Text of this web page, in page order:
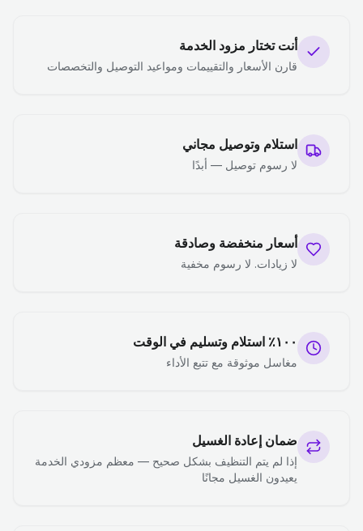
أنت تختار مزود الخدمة
قارن الأسعار والتقييمات ومواعيد التوصيل والتخصصات
استلام وتوصيل مجاني
لا رسوم توصيل — أبدًا
أسعار منخفضة وصادقة
لا زيادات. لا رسوم مخفية
١٠٠٪ استلام وتسليم في الوقت
مغاسل موثوقة مع تتبع الأداء
ضمان إعادة الغسيل
إذا لم يتم التنظيف بشكل صحيح — معظم مزودي الخدمة
يعيدون الغسيل مجانًا